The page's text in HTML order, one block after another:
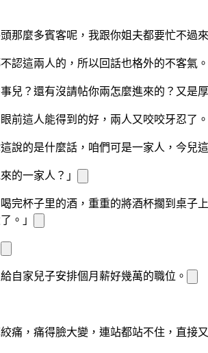
麼多賓客呢，我跟你姐夫都要忙不過來
認這兩人的，所以回話也格外的不客氣。
兒？還有沒請帖你兩怎麼進來的？又是
前這人能得到的好 ，兩人又咬咬牙忍了。
說的是什麼話，咱們可是一家人，今兒
的一家人？」
完杯子里的酒，重重的將酒杯擱到桌子
。」
自家兒子安排個月薪好幾萬的職位。
痛，痛得臉大變，連站都站不住，直接